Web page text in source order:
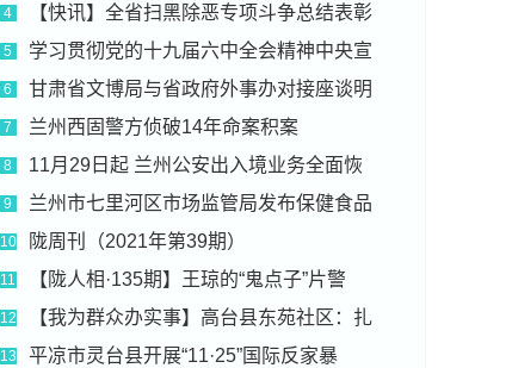
4 【快讯】全省扫黑除恶专项斗争总结表彰
5 学习贯彻党的十九届六中全会精神中央宣
6 甘肃省文博局与省政府外事办对接座谈明
7 兰州西固警方侦破14年命案积案
8 11月29日起 兰州公安出入境业务全面恢
9 兰州市七里河区市场监管局发布保健食品
10 陇周刊（2021年第39期）
11 【陇人相·135期】王琼的“鬼点子”片警
12 【我为群众办实事】高台县东苑社区：扎
13 平凉市灵台县开展“11·25”国际反家暴